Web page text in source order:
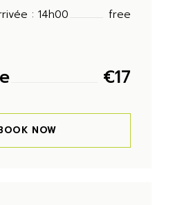
: 14h00
free
€17
NOW